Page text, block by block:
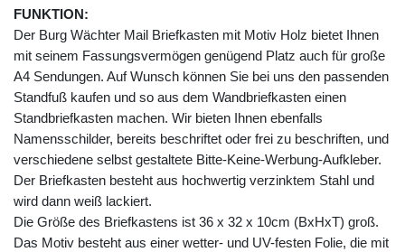
FUNKTION:
Der Burg Wächter Mail Briefkasten mit Motiv Holz bietet Ihnen
mit seinem Fassungsvermögen genügend Platz auch für große
A4 Sendungen. Auf Wunsch können Sie bei uns den passenden
Standfuß kaufen und so aus dem Wandbriefkasten einen
Standbriefkasten machen. Wir bieten Ihnen ebenfalls
Namensschilder, bereits beschriftet oder frei zu beschriften, und
verschiedene selbst gestaltete Bitte-Keine-Werbung-Aufkleber.
Der Briefkasten besteht aus hochwertig verzinktem Stahl und
wird dann weiß lackiert.
Die Größe des Briefkastens ist 36 x 32 x 10cm (BxHxT) groß.
Das Motiv besteht aus einer wetter- und UV-festen Folie, die mit